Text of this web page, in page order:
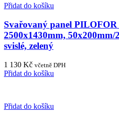
Přidat do košíku
Svařovaný panel
2500x1430mm,
svislé, zelený
1 130 Kč včetně DPH
Přidat do košíku
Přidat do košíku